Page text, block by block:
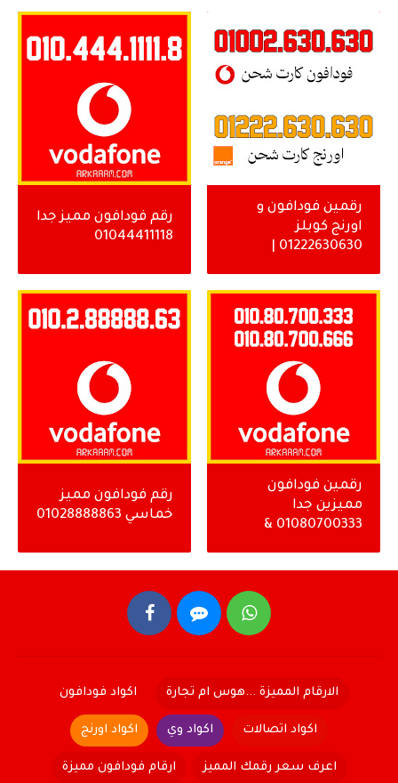
رقمين فودافون و
اورنج كوبلز
رقم فودافون مميز جدا
01044411118
رقمين فودافون
مميزين جدا
01080700333 &
رقم فودافون مميز
خماسي 01028888863
الارقام المميزة ...هوس ام تجارة اكواد فودافون
اكواد اتصالات اكواد وي اكواد اورنج
اعرف سعر رقمك المميز ارقام فودافون مميزة